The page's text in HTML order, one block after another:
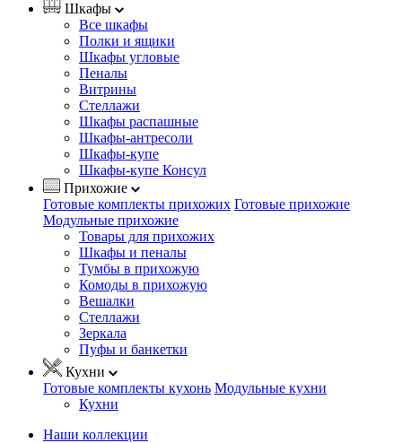
Шкафы
Все шкафы
Полки и ящики
Шкафы угловые
Пеналы
Витрины
Стеллажи
Шкафы распашные
Шкафы-антресоли
Шкафы-купе
Шкафы-купе Консул
Прихожие
Готовые комплекты прихожих Готовые прихожие
Модульные прихожие
Товары для прихожих
Шкафы и пеналы
Тумбы в прихожую
Комоды в прихожую
Вешалки
Стеллажи
Зеркала
Пуфы и банкетки
Кухни
Готовые комплекты кухонь Модульные кухни
Кухни
Наши коллекции